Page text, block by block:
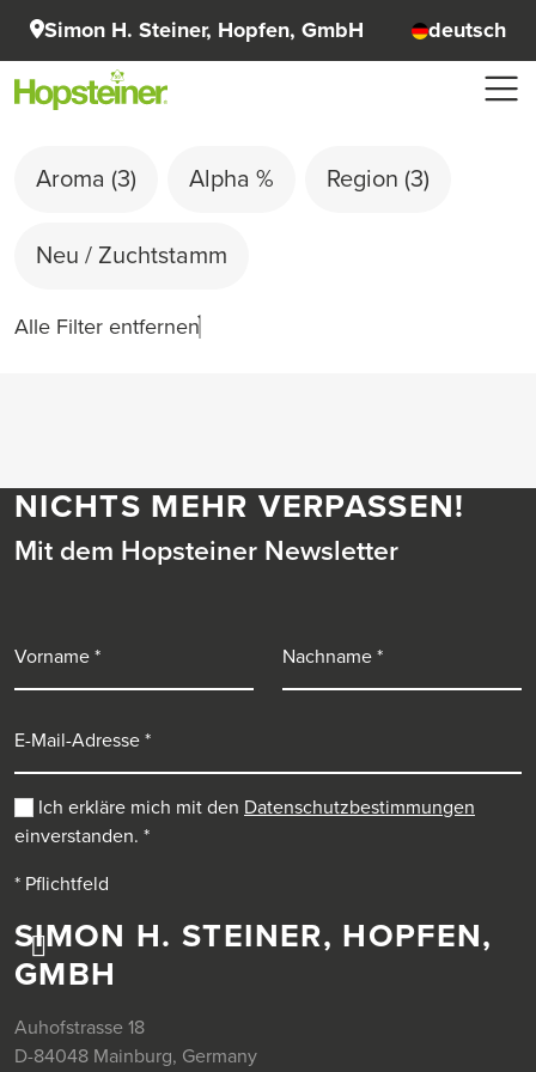
Simon H. Steiner, Hopfen, GmbH deutsch
Aroma (3) Alpha % Region (3)
Neu / Zuchtstamm
Alle Filter entfernen
SIMON H. STEINER, HOPFEN,
GMBH
Auhofstrasse 18
D-84048 Mainburg, Germany
NICHTS MEHR VERPASSEN!
Mit dem Hopsteiner Newsletter
Ich erkläre mich mit den Datenschutzbestimmungen
einverstanden. *
* Pflichtfeld